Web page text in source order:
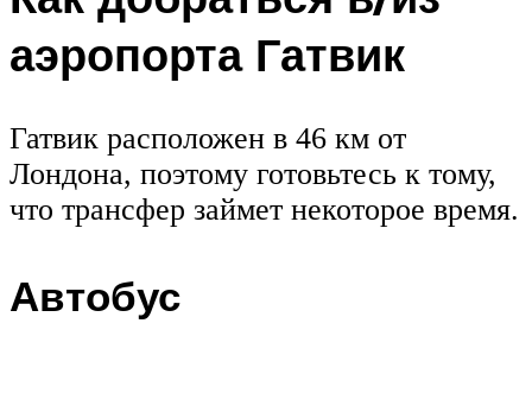
аэропорта Гатвик
Гатвик расположен в 46 км от
Лондона, поэтому готовьтесь к тому,
что трансфер займет некоторое время.
Автобус